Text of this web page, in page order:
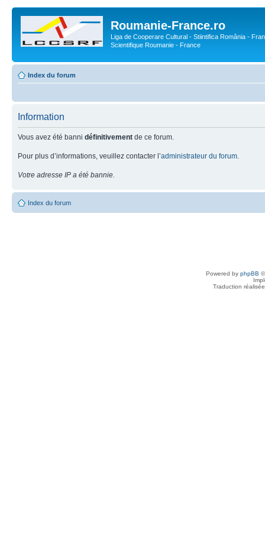
Roumanie-France.ro
Liga de Cooperare Cultural - Stiintifica România -
Scientifique Roumanie - France
Index du forum
Information
Vous avez été banni définitivement de ce forum.
Pour plus d’informations, veuillez contacter l’administrateur du forum
Votre adresse IP a été bannie.
Index du forum
Powered by phpBB
Traduction